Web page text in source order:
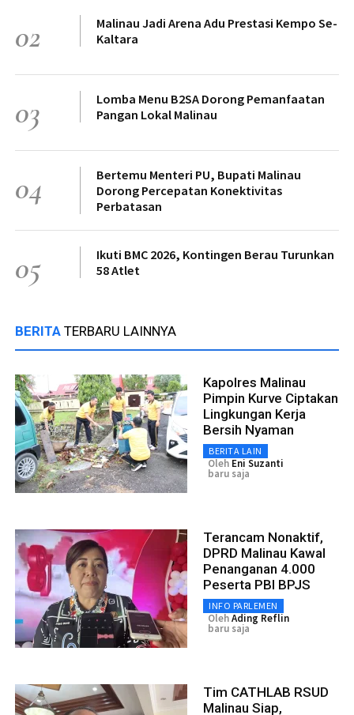
02
Malinau Jadi Arena Adu Prestasi Kempo Se-
Kaltara
03
Lomba Menu B2SA Dorong Pemanfaatan
Pangan Lokal Malinau
04
Bertemu Menteri PU, Bupati Malinau
Dorong Percepatan Konektivitas
Perbatasan
05
Ikuti BMC 2026, Kontingen Berau Turunkan
58 Atlet
BERITA TERBARU LAINNYA
Kapolres Malinau
Pimpin Kurve Ciptakan
Lingkungan Kerja
Bersih Nyaman
BERITA LAIN
Oleh Eni Suzanti
baru saja
Terancam Nonaktif,
DPRD Malinau Kawal
Penanganan 4.000
Peserta PBI BPJS
INFO PARLEMEN
OlehAding Reflin
baru saja
Tim CATHLAB RSUD
Malinau Siap,